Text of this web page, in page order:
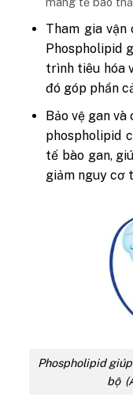
Tham gia vận
Phospholipid
trình tiêu hóa
đó góp phần
Bảo vệ gan
phospholipid
tế bào gan,
giảm nguy cơ
Phospholipid
bộ